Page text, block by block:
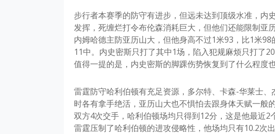
步行者本赛季的防守有进步，但远未达到顶级水准，内
发挥，死缠烂打令布伦森消耗巨大，但他们还能限制亚
内姆哈德主防亚历山大，但他身高不过1米93，比1米
11中。内史密斯只打了其中1场，陷入犯规麻烦只打了
值得一提的是，内史密斯的脚踝伤势恢复到了什么程度也
雷霆防守哈利伯顿有充足资源，多尔特、卡森-华莱士
时各有拿手绝活，亚历山大也不惧怕去跟身体天赋一般
双方4次交手，哈利伯顿场均只得到12分，这是他最近2
雷霆压制了哈利伯顿的进攻侵略性，他场均只有10.2次